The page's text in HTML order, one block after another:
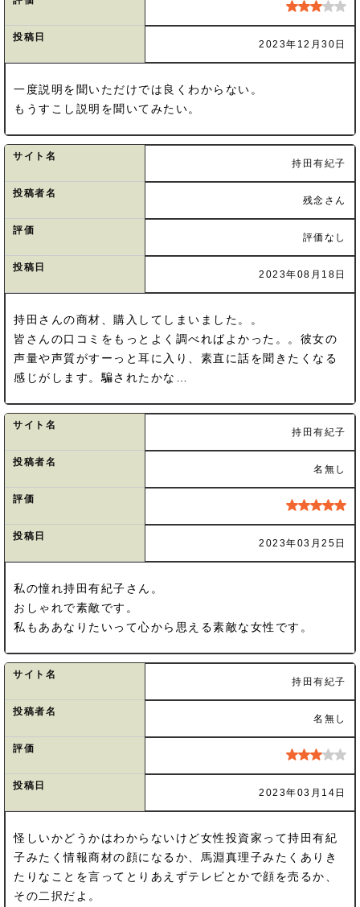
投稿日
2023年12月30日
一度説明を聞いただけでは良くわからない。
もうすこし説明を聞いてみたい。
サイト名
持田有紀子
投稿者名
残念さん
評価
評価なし
投稿日
2023年08月18日
持田さんの商材、購入してしまいました。。
皆さんの口コミをもっとよく調べればよかった。。彼女の
声量や声質がすーっと耳に入り、素直に話を聞きたくなる
感じがします。騙されたかな…
サイト名
持田有紀子
投稿者名
名無し
評価
投稿日
2023年03月25日
私の憧れ持田有紀子さん。
おしゃれで素敵です。
私もああなりたいって心から思える素敵な女性です。
サイト名
持田有紀子
投稿者名
名無し
評価
投稿日
2023年03月14日
怪しいかどうかはわからないけど女性投資家って持田有紀
子みたく情報商材の顔になるか、馬淵真理子みたくありき
たりなことを言ってとりあえずテレビとかで顔を売るか、
その二択だよ。